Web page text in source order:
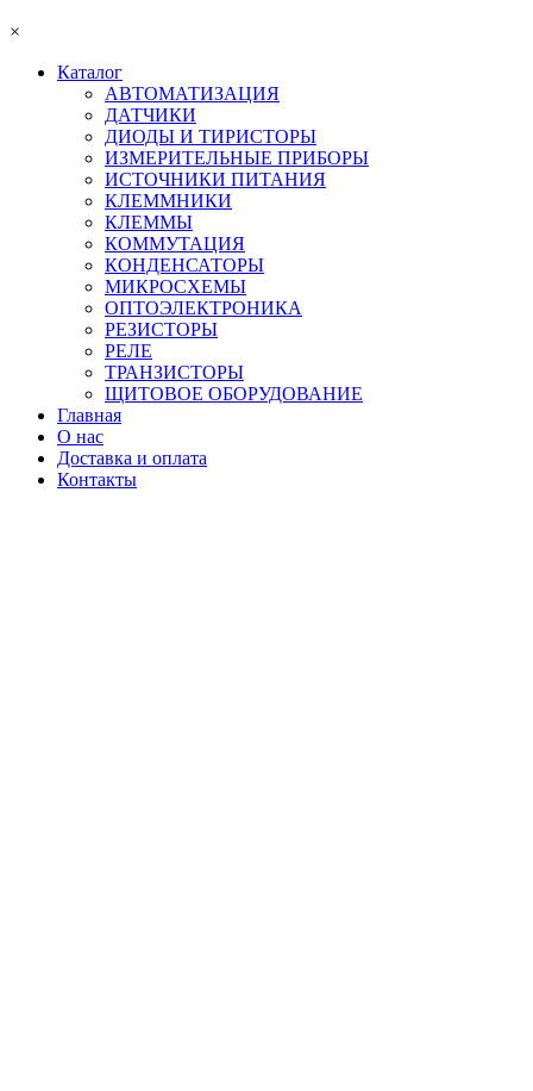
×
Каталог
АВТОМАТИЗАЦИЯ
ДАТЧИКИ
ДИОДЫ И ТИРИСТОРЫ
ИЗМЕРИТЕЛЬНЫЕ ПРИБОРЫ
ИСТОЧНИКИ ПИТАНИЯ
КЛЕММНИКИ
КЛЕММЫ
КОММУТАЦИЯ
КОНДЕНСАТОРЫ
МИКРОСХЕМЫ
ОПТОЭЛЕКТРОНИКА
РЕЗИСТОРЫ
РЕЛЕ
ТРАНЗИСТОРЫ
ЩИТОВОЕ ОБОРУДОВАНИЕ
Главная
О нас
Доставка и оплата
Контакты